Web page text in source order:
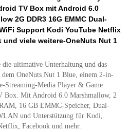
TV Box mit Android 6.0
2G DDR3 16G EMMC Dual-
Support Kodi YouTube Netflix
und viele weitere-OneNuts Nut 1
die ultimative Unterhaltung und das
dem OneNuts Nut 1 Blue, einem 2-in-
Streaming-Media Player & Game
Box. Mit Android 6.0 Marshmallow, 2
16 GB EMMC-Speicher, Dual-
und Unterstützung für Kodi,
Facebook und mehr.